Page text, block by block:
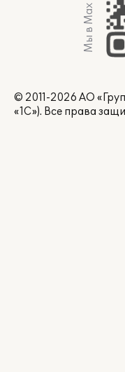
Мы в Max
© 2011-2026 АО
«1С»). Все права